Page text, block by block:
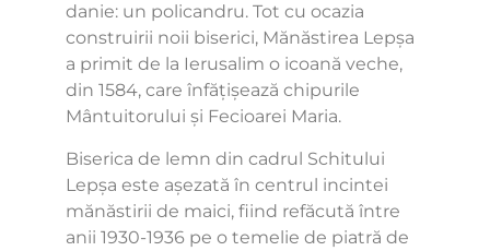
danie: un policandru. Tot cu ocazia
construirii noii biserici, Mănăstirea Lepșa
a primit de la Ierusalim o icoană veche,
din 1584, care înfățișează chipurile
Mântuitorului și Fecioarei Maria.
Biserica de lemn din cadrul Schitului
Lepșa este așezată în centrul incintei
mănăstirii de maici, fiind refăcută între
anii 1930-1936 pe o temelie de piatră de